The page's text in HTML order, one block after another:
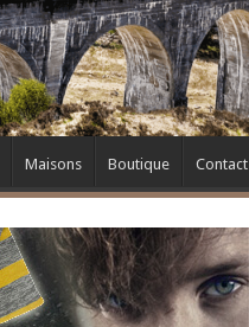
Maisons Boutique Contact